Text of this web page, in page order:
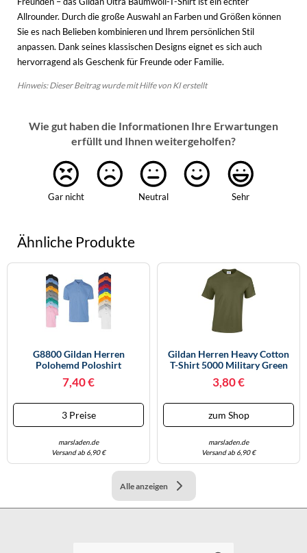
Allrounder. Durch die große Auswahl an Farben und Größen können
Sie es nach Belieben kombinieren und Ihrem persönlichen Stil
anpassen. Dank seines klassischen Designs eignet es sich auch
hervorragend als Geschenk für Freunde oder Familie.
Hinweis: Dieser Beitrag wurde mit Hilfe von KI erstellt
Wie gut haben die Informationen Ihre Erwartungen
erfüllt und Ihnen weitergeholfen?
Gar nicht Neutral Sehr
Ähnliche Produkte
G8800 Gildan Herren
Polohemd Poloshirt
DryBlend® Jersey Polo Sport
Grey (Heather) M
7,40 €
3 Preise
marsladen.de
Versand ab 6,90 €
Gildan Herren Heavy Cotton
T-Shirt 5000 Military Green
XL
3,80 €
zum Shop
marsladen.de
Versand ab 6,90 €
Alle anzeigen